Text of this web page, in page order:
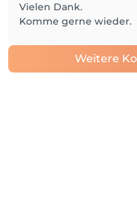
Vielen Dank.
Komme gerne wieder.
Weitere